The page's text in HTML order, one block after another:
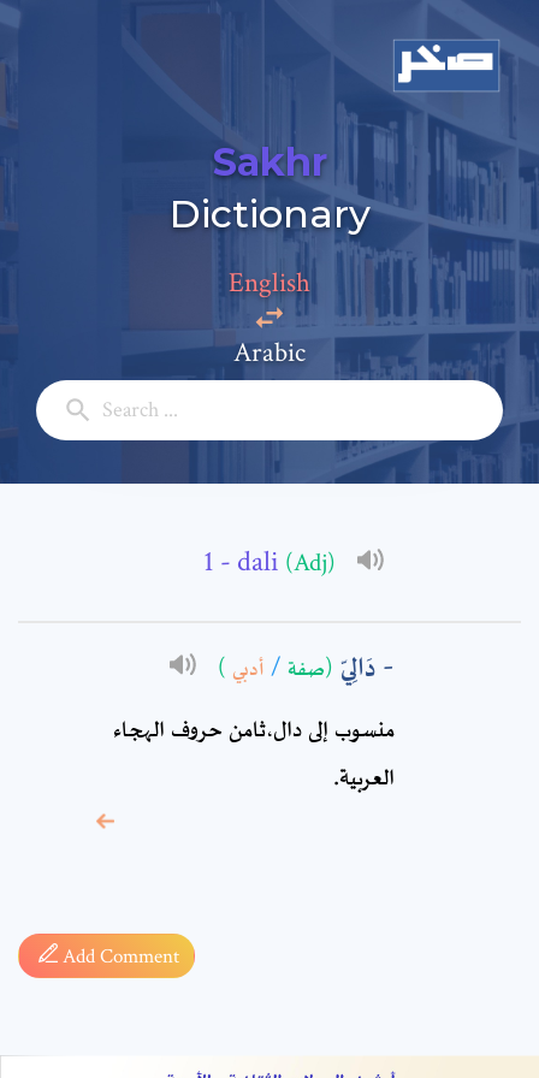
Sakhr
Dictionary
English
Arabic
- dali (Adj)
دَالِيّ (صفة / أدبي )
منسوب إلى دال،ثامن حروف الهجاء
العربية.
Add Comment
Add a comment
Full Name: *
Comment: *